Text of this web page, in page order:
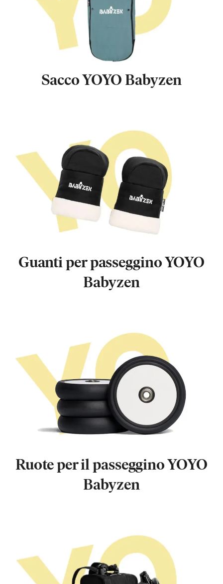
Sacco YOYO Babyzen
Guanti per passeggino YOYO
Babyzen
Ruote per il passeggino YOYO
Babyzen